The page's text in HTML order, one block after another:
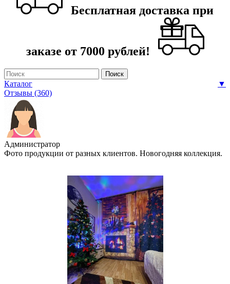
Бесплатная доставка при
заказе от 7000 рублей!
Каталог
▼
Отзывы (360)
Администратор
Фото продукции от разных клиентов. Новогодняя коллекция.